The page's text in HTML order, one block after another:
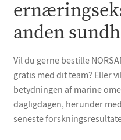
anden
Vil du gerne bestille
gratis med dit team? Eller
betydningen af marine
dagligdagen, herunder
seneste